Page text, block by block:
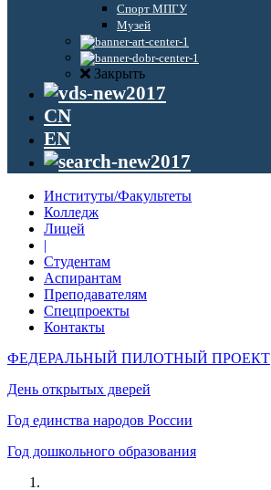
Спорт МПГУ
Музей
Закрыть
CN
EN
Институты/Факультеты
Колледж
Лицей
|
Студентам
Аспирантам
Преподавателям
Спецпроекты
Контакты
ФЕДЕРАЛЬНЫЙ ПИЛОТНЫЙ ПРОЕКТ
День открытых дверей
Год единства народов России
Год дошкольного образования